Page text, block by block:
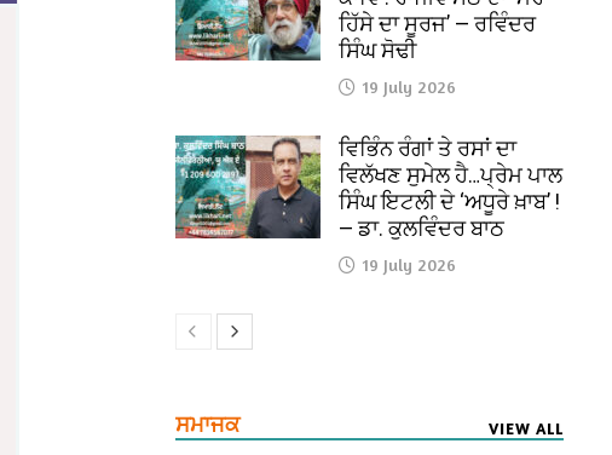
ਹਿੱਸੇ ਦਾ ਸੂਰਜ’ — ਰਵਿੰਦਰ
ਸਿੰਘ ਸੋਢੀ
19 July 2026
ਵਿਭਿੰਨ ਰੰਗਾਂ ਤੇ ਰਸਾਂ ਦਾ
ਵਿਲੱਖਣ ਸੁਮੇਲ ਹੈ…ਪ੍ਰੇਮ ਪਾਲ
ਸਿੰਘ ਇਟਲੀ ਦੇ ‘ਅਧੂਰੇ ਖ਼ਾਬ’ !
— ਡਾ. ਕੁਲਵਿੰਦਰ ਬਾਠ
19 July 2026
ਸਮਾਜਕ VIEW ALL